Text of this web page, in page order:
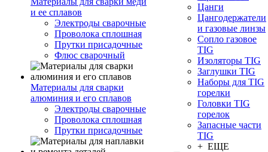
и ее сплавов
Электроды сварочные
Проволока сплошная
Прутки присадочные
Флюс сварочный
Материалы для сварки
алюминия и его сплавов
Электроды сварочные
Проволока сплошная
Прутки присадочные
Цанги
Цангодержатели
и газовые линзы
Сопло газовое
TIG
Изоляторы TIG
Заглушки TIG
Наборы для TIG
горелки
Головки TIG
горелок
Запасные части
TIG
+ ЕЩЕ